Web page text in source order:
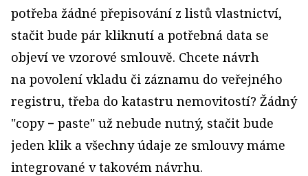
potřeba žádné přepisování z listů vlastnictví,
stačit bude pár kliknutí a potřebná data se
objeví ve vzorové smlouvě. Chcete návrh
na povolení vkladu či záznamu do veřejného
registru, třeba do katastru nemovitostí? Žádný
"copy − paste" už nebude nutný, stačit bude
jeden klik a všechny údaje ze smlouvy máme
integrované v takovém návrhu.